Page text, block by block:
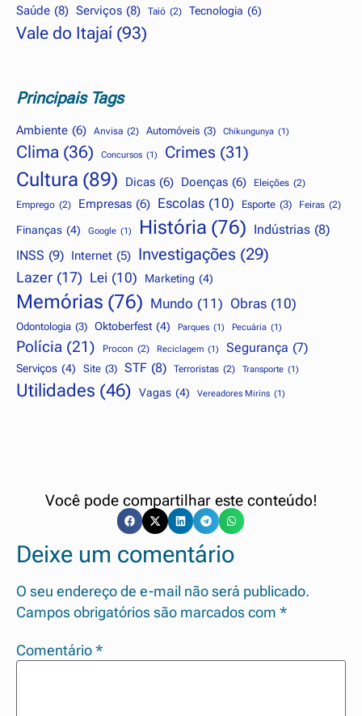
Saúde (8) Serviços (8) Taió (2) Tecnologia (6)
Vale do Itajaí (93)
Principais Tags
Ambiente (6) Anvisa (2) Automóveis (3) Chikungunya (1)
Clima (36) Concursos (1) Crimes (31)
Cultura (89) Dicas (6) Doenças (6) Eleições (2)
Emprego (2) Empresas (6) Escolas (10) Esporte (3) Feiras (2)
Finanças (4) Google (1) História (76) Indústrias (8)
INSS (9) Internet (5) Investigações (29)
Lazer (17) Lei (10) Marketing (4)
Memórias (76) Mundo (11) Obras (10)
Odontologia (3) Oktoberfest (4) Parques (1) Pecuária (1)
Polícia (21) Procon (2) Reciclagem (1) Segurança (7)
Serviços (4) Site (3) STF (8) Terroristas (2) Transporte (1)
Utilidades (46) Vagas (4) Vereadores Mirins (1)
Você pode compartilhar este conteúdo!
Deixe um comentário
O seu endereço de e-mail não será publicado.
Campos obrigatórios são marcados com *
Comentário *